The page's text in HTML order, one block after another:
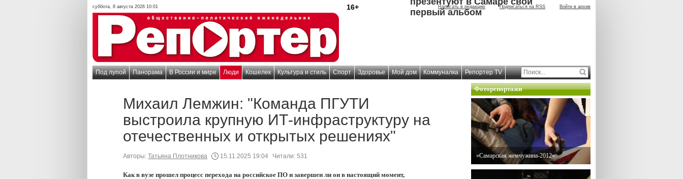
суббота, 8 августа 2026 10:01 16+ Написать в редакцию Подписаться на RSS Войти в архив
первый альбом
Под лупой Панорама В России и мире Люди Кошелек Культура и стиль Спорт Здоровье Мой дом Коммуналка Репортер TV
Михаил Лемжин: "Команда ПГУТИ
выстроила крупную ИТ-инфраструктуру на
отечественных и открытых решениях"
Авторы: Татьяна Плотникова 15.11.2025 19:04 Читали: 531
Как в вузе прошел процесс перехода на российское ПО и завершен ли он в настоящий момент,
Фоторепортажи
«Самарская жемчужина-2012»